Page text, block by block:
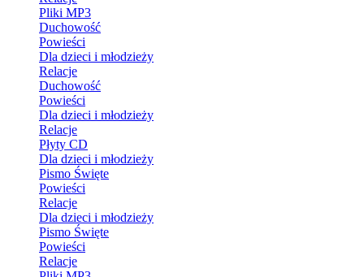
Pliki MP3
Duchowość
Powieści
Dla dzieci i młodzieży
Relacje
Duchowość
Powieści
Dla dzieci i młodzieży
Relacje
Płyty CD
Dla dzieci i młodzieży
Pismo Święte
Powieści
Relacje
Dla dzieci i młodzieży
Pismo Święte
Powieści
Relacje